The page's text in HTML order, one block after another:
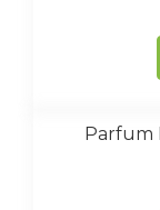
Parfum